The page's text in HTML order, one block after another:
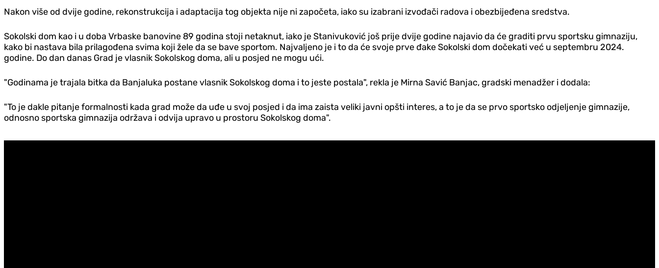
Nakon više od dvije godine, rekonstrukcija i adaptacija tog objekta nije ni započeta, iako su izabrani izvođači radova i obezbijeđena sredstva.
Sokolski dom kao i u doba Vrbaske banovine 89 godina stoji netaknut, iako je Stanivuković još prije dvije godine najavio da će graditi prvu sportsku gimnaziju,
kako bi nastava bila prilagođena svima koji žele da se bave sportom. Najvaljeno je i to da će svoje prve đake Sokolski dom dočekati već u septembru 2024.
godine. Do dan danas Grad je vlasnik Sokolskog doma, ali u posjed ne mogu ući.
"Godinama je trajala bitka da Banjaluka postane vlasnik Sokolskog doma i to jeste postala", rekla je Mirna Savić Banjac, gradski menadžer i dodala:
"To je dakle pitanje formalnosti kada grad može da uđe u svoj posjed i da ima zaista veliki javni opšti interes, a to je da se prvo sportsko odjeljenje gimnazije,
odnosno sportska gimnazija održava i odvija upravo u prostoru Sokolskog doma".